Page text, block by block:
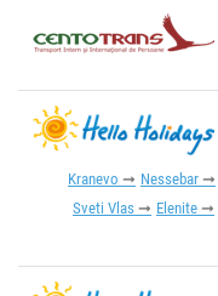
Kranevo
Nessebar
Sveti Vlas
Elenite